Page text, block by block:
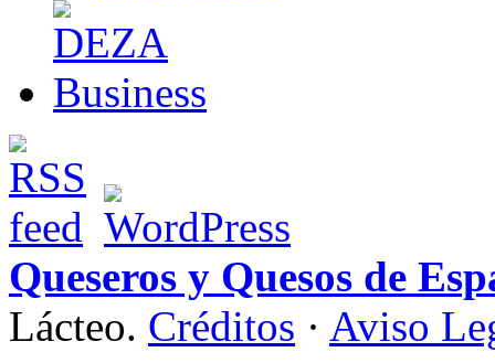
Queseros y Quesos de
Lácteo. Créditos · Aviso